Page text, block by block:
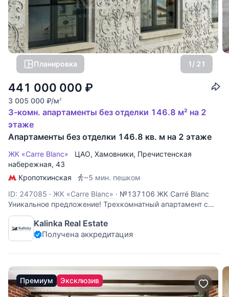
Планировка 1/ 21
441 000 000 ₽
3 005 000 ₽/м2
3-комн. апартаменты без отделки 146.8 м² на 2
этаже
Апартаменты без отделки 146.8 кв. м на 2 этаже
ЖК «Carre Blanc» ЦАО, Хамовники, Пречистенская
набережная, 43
Кропоткинская
~5 мин. пешком
ID: 247085 · ЖК «Carre Blanc» · №137106 ЖК Carré Blanc
Уникальное предложение! Трехкомнатный апартамент с
видом на Пречистенскую набережную! Апартамент без
отделки. Вариант планировки: Кухня-столовая, Гостиная,
Две спальни со своими гардеробными и ванными
Kalinka Real Estate
Получена аккредитация
Премиум Эксклюзив